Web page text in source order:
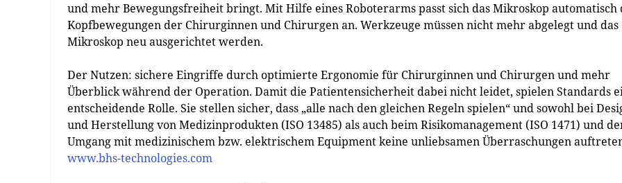
und mehr Bewegungsfreiheit bringt. Mit Hilfe eines Roboterarms passt sich das Mikroskop automatisch
Kopfbewegungen der Chirurginnen und Chirurgen an. Werkzeuge müssen nicht mehr abgelegt und das
Mikroskop neu ausgerichtet werden.
Der Nutzen: sichere Eingriffe durch optimierte Ergonomie für Chirurginnen und Chirurgen und mehr
Überblick während der Operation. Damit die Patientensicherheit dabei nicht leidet, spielen Standards
entscheidende Rolle. Sie stellen sicher, dass „alle nach den gleichen Regeln spielen“ und sowohl bei
und Herstellung von Medizinprodukten (ISO 13485) als auch beim Risikomanagement (ISO 1471) und
Umgang mit medizinischem bzw. elektrischem Equipment keine unliebsamen Überraschungen
www.bhs-technologies.com